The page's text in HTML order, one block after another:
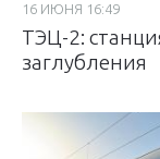
16 ИЮНЯ 16:49
ТЭЦ-2:
заглубления